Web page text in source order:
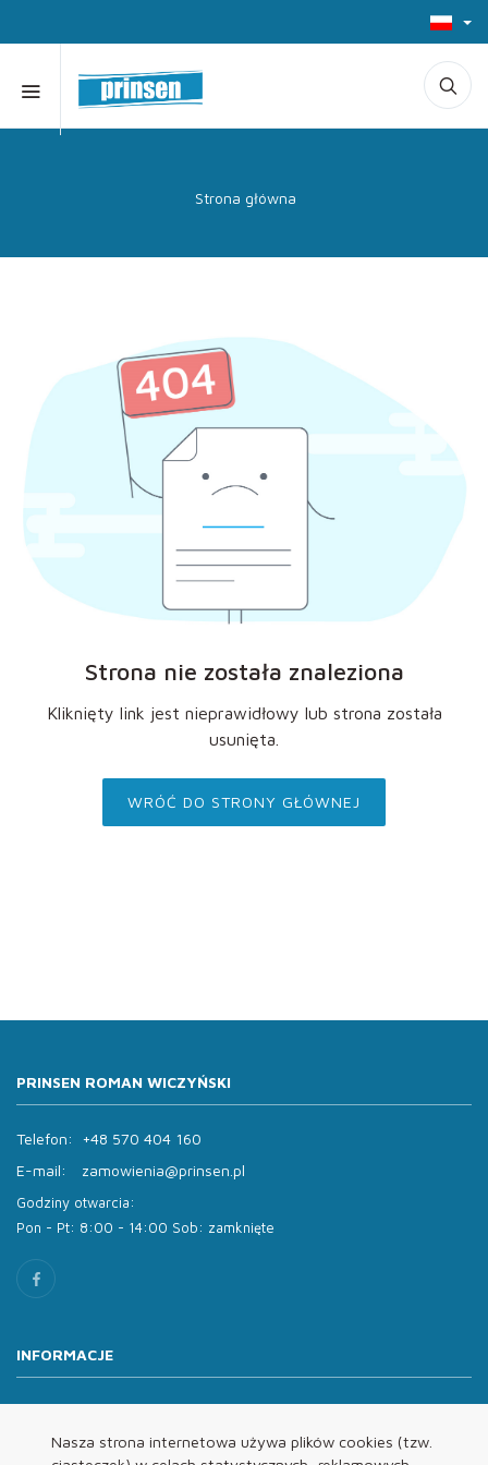
Nasza strona internetowa używa plików cookies (tzw.
Strona główna
Strona nie została znaleziona
Kliknięty link jest nieprawidłowy lub strona została
usunięta.
WRÓĆ DO STRONY GŁÓWNEJ
PRINSEN ROMAN WICZYŃSKI
Telefon:
+48 570 404 160
E-mail:
zamowienia@prinsen.pl
Godziny otwarcia:
Pon - Pt: 8:00 - 14:00 Sob: zamknięte
INFORMACJE
Oferta